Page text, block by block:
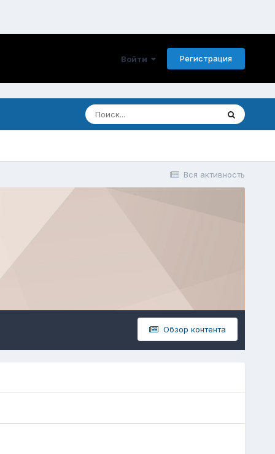
Войти Регистрация
Вся активность
Обзор контента